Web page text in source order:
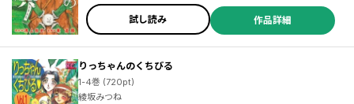
試し読み 作品詳細
りっちゃんのくちびる
1-4巻 (720pt)
綾坂みつね